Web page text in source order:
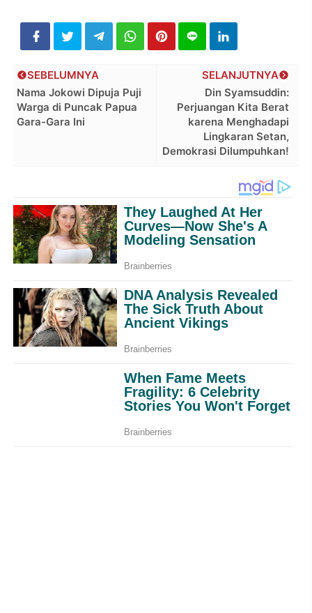
SELANJUTNYA
Din Syamsuddin:
Perjuangan Kita Berat
karena Menghadapi
Lingkaran Setan,
Demokrasi Dilumpuhkan!
SEBELUMNYA
Nama Jokowi Dipuja Puji
Warga di Puncak Papua
Gara-Gara Ini